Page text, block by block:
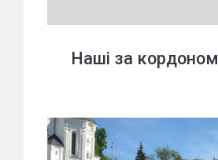
Наші за кордоном